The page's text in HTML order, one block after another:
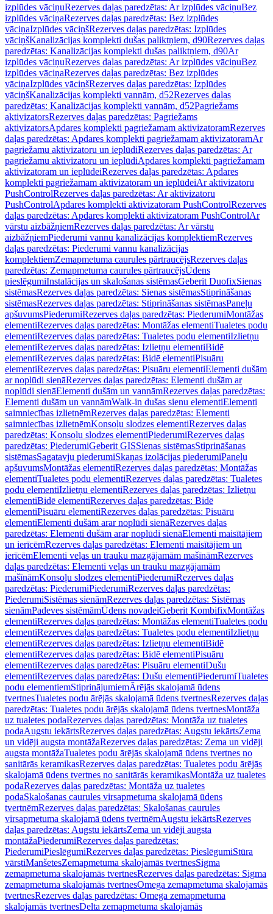
izplūdes vāciņuRezerves daļas paredzētas: Ar izplūdes vāciņuBez
izplūdes vāciņaRezerves daļas paredzētas: Bez izplūdes
vāciņaIzplūdes vāciņšRezerves daļas paredzētas: Izplūdes
vāciņšKanalizācijas komplekti dušas paliktņiem, d90Rezerves daļas
paredzētas: Kanalizācijas komplekti dušas paliktņiem, d90Ar
izplūdes vāciņuRezerves daļas paredzētas: Ar izplūdes vāciņuBez
izplūdes vāciņaRezerves daļas paredzētas: Bez izplūdes
vāciņaIzplūdes vāciņšRezerves daļas paredzētas: Izplūdes
vāciņšKanalizācijas komplekti vannām, d52Rezerves daļas
paredzētas: Kanalizācijas komplekti vannām, d52Pagriežams
aktivizatorsRezerves daļas paredzētas: Pagriežams
aktivizatorsApdares komplekti pagriežamam aktivizatoramRezerves
daļas paredzētas: Apdares komplekti pagriežamam aktivizatoramAr
pagriežamu aktivizatoru un ieplūdiRezerves daļas paredzētas: Ar
pagriežamu aktivizatoru un ieplūdiApdares komplekti pagriežamam
aktivizatoram un ieplūdeiRezerves daļas paredzētas: Apdares
komplekti pagriežamam aktivizatoram un ieplūdeiAr aktivizatoru
PushControlRezerves daļas paredzētas: Ar aktivizatoru
PushControlApdares komplekti aktivizatoram PushControlRezerves
daļas paredzētas: Apdares komplekti aktivizatoram PushControlAr
vārstu aizbāžņiemRezerves daļas paredzētas: Ar vārstu
aizbāžņiemPiederumi vannu kanalizācijas komplektiemRezerves
daļas paredzētas: Piederumi vannu kanalizācijas
komplektiemZemapmetuma caurules pārtraucējsRezerves daļas
paredzētas: Zemapmetuma caurules pārtraucējsŪdens
pieslēgumiInstalācijas un skalošanas sistēmasGeberit DuofixSienas
sistēmasRezerves daļas paredzētas: Sienas sistēmasStiprināšanas
sistēmasRezerves daļas paredzētas: Stiprināšanas sistēmasPaneļu
apšuvumsPiederumiRezerves daļas paredzētas: PiederumiMontāžas
elementiRezerves daļas paredzētas: Montāžas elementiTualetes podu
elementiRezerves daļas paredzētas: Tualetes podu elementiIzlietņu
elementiRezerves daļas paredzētas: Izlietņu elementiBidē
elementiRezerves daļas paredzētas: Bidē elementiPisuāru
elementiRezerves daļas paredzētas: Pisuāru elementiElementi dušām
ar noplūdi sienāRezerves daļas paredzētas: Elementi dušām ar
noplūdi sienāElementi dušām un vannāmRezerves daļas paredzētas:
Elementi dušām un vannāmWalk-in dušas sienu elementiElementi
saimniecības izlietnēmRezerves daļas paredzētas: Elementi
saimniecības izlietnēmKonsoļu slodzes elementiRezerves daļas
paredzētas: Konsoļu slodzes elementiPiederumiRezerves daļas
paredzētas: PiederumiGeberit GISSienas sistēmasStiprināšanas
sistēmasSagatavju piederumiSkaņas izolācijas piederumiPaneļu
apšuvumsMontāžas elementiRezerves daļas paredzētas: Montāžas
elementiTualetes podu elementiRezerves daļas paredzētas: Tualetes
podu elementiIzlietņu elementiRezerves daļas paredzētas: Izlietņu
elementiBidē elementiRezerves daļas paredzētas: Bidē
elementiPisuāru elementiRezerves daļas paredzētas: Pisuāru
elementiElementi dušām arar noplūdi sienāRezerves daļas
paredzētas: Elementi dušām arar noplūdi sienāElementi maisītājiem
un ierīcēmRezerves daļas paredzētas: Elementi maisītājiem un
ierīcēmElementi veļas un trauku mazgājamām mašīnāmRezerves
daļas paredzētas: Elementi veļas un trauku mazgājamām
mašīnāmKonsoļu slodzes elementiPiederumiRezerves daļas
paredzētas: PiederumiPiederumiRezerves daļas paredzētas:
PiederumiSistēmas sienāmRezerves daļas paredzētas: Sistēmas
sienāmPadeves sistēmāmŪdens novadeiGeberit KombifixMontāžas
elementiRezerves daļas paredzētas: Montāžas elementiTualetes podu
elementiRezerves daļas paredzētas: Tualetes podu elementiIzlietņu
elementiRezerves daļas paredzētas: Izlietņu elementiBidē
elementiRezerves daļas paredzētas: Bidē elementiPisuāru
elementiRezerves daļas paredzētas: Pisuāru elementiDušu
elementiRezerves daļas paredzētas: Dušu elementiPiederumiTualetes
podu elementiemStiprinājumiemĀrējās skalojamā ūdens
tvertnesTualetes podu ārējās skalojamā ūdens tvertnesRezerves daļas
paredzētas: Tualetes podu ārējās skalojamā ūdens tvertnesMontāža
uz tualetes podaRezerves daļas paredzētas: Montāža uz tualetes
podaAugstu iekārtsRezerves daļas paredzētas: Augstu iekārtsZema
un vidēji augsta montāžaRezerves daļas paredzētas: Zema un vidēji
augsta montāžaTualetes podu ārējās skalojamā ūdens tvertnes no
sanitārās keramikasRezerves daļas paredzētas: Tualetes podu ārējās
skalojamā ūdens tvertnes no sanitārās keramikasMontāža uz tualetes
podaRezerves daļas paredzētas: Montāža uz tualetes
podaSkalošanas caurules virsapmetuma skalojamā ūdens
tvertnēmRezerves daļas paredzētas: Skalošanas caurules
virsapmetuma skalojamā ūdens tvertnēmAugstu iekārtsRezerves
daļas paredzētas: Augstu iekārtsZema un vidēji augsta
montāžaPiederumiRezerves daļas paredzētas:
PiederumiPieslēgumiRezerves daļas paredzētas: PieslēgumiStūra
vārstiManšetesZemapmetuma skalojamās tvertnesSigma
zemapmetuma skalojamās tvertnesRezerves daļas paredzētas: Sigma
zemapmetuma skalojamās tvertnesOmega zemapmetuma skalojamās
tvertnesRezerves daļas paredzētas: Omega zemapmetuma
skalojamās tvertnesDelta zemapmetuma skalojamās